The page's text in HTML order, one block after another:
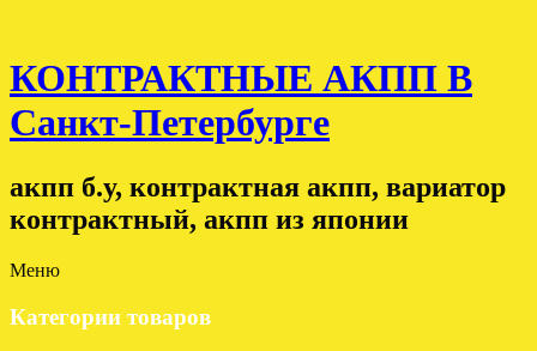
КОНТРАКТНЫЕ АКПП В
Санкт-Петербурге
акпп б.у, контрактная акпп, вариатор
контрактный, акпп из японии
Меню
Категории товаров